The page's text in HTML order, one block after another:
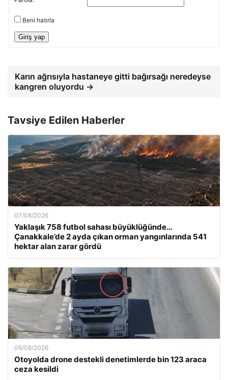
Beni hatırla
Giriş yap
Karın ağrısıyla hastaneye gitti bağırsağı neredeyse
kangren oluyordu →
Tavsiye Edilen Haberler
07/08/2026
Yaklaşık 758 futbol sahası büyüklüğünde…
Çanakkale’de 2 ayda çıkan orman yangınlarında 541
hektar alan zarar gördü
06/08/2026
Otoyolda drone destekli denetimlerde bin 123 araca
ceza kesildi